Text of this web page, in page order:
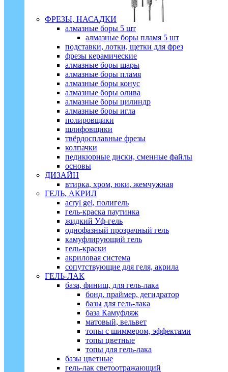
ФРЕЗЫ, НАСАДКИ
алмазные боры 5 шт
алмазные боры пламя 5 шт
подставки, лотки, щетки для фрез
фрезы керамические
алмазные боры шары
алмазные боры пламя
алмазные боры конус
алмазные боры олива
алмазные боры цилиндр
алмазные боры игла
полировщики
шлифовщики
твёрдосплавные фрезы
колпачки
педикюрные диски, сменные файлы
основы
ДИЗАЙН
втирка, хром, юки, жемчужная
ГЕЛЬ, АКРИЛ
acryl gel, полигель
гель-краска паутинка
жидкий Уф-гель
однофазный прозрачный гель
камуфлирующий гель
гель-краски
акриловая система
сопутствующие для геля, акрила
ГЕЛЬ-ЛАК
база, финиш, для гель-лака
бонд, праймер, дегидратор
базы для гель-лака
база Камуфляж
матовый, вельвет
топы с шиммером, эффектами
топы цветные
топы для гель-лака
базы цветные
гель-лак светоотражающий